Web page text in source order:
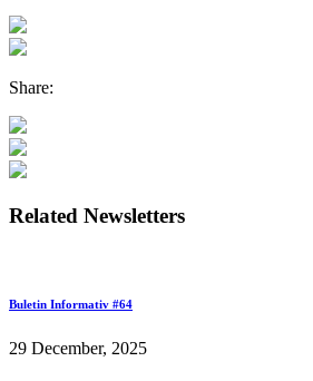
Share:
Related Newsletters
Buletin Informativ #64
29 December, 2025